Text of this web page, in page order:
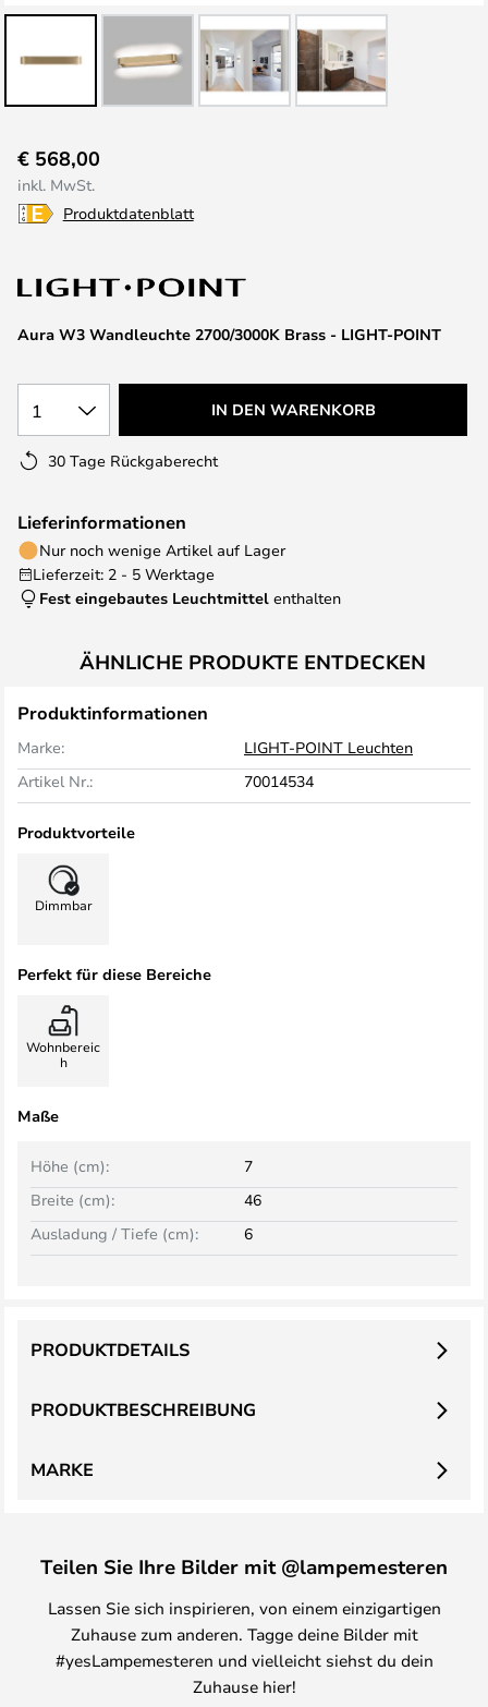
Anfang
der
Bildgalerie
Aura W3 Wandleuchte 2700/3000K Brass - LIGHT-POINT
€ 568,00
inkl. MwSt.
Produktdatenblatt
1 IN DEN WARENKORB
30 Tage Rückgaberecht
Lieferinformationen
Nur noch wenige Artikel auf Lager
Lieferzeit: 2 - 5 Werktage
Fest eingebautes Leuchtmittel enthalten
ÄHNLICHE PRODUKTE ENTDECKEN
Produktinformationen
Marke:
LIGHT-POINT Leuchten
Artikel Nr.:
70014534
Produktvorteile
Dimmbar
Perfekt für diese Bereiche
Wohnbereic
h
Maße
Breite (cm): 46
Höhe (cm): 7
Ausladung / Tiefe (cm): 6
PRODUKTBESCHREIBUNG
PRODUKTDETAILS
MARKE
Teilen Sie Ihre Bilder mit @lampemesteren
Lassen Sie sich inspirieren, von einem einzigartigen
Zuhause zum anderen. Tagge deine Bilder mit
#yesLampemesteren und vielleicht siehst du dein
Zuhause hier!